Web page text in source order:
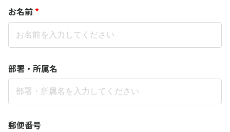
お名前 *
部署・所属名
郵便番号